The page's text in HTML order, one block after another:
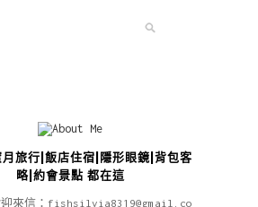
旅行|飯店住宿|隱形眼鏡|背包客攻
略|約會景點 都在這
迎來信：fishsilvia8319@gmail.com